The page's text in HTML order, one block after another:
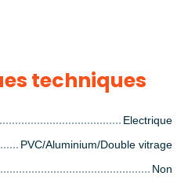
techniques
Electrique
PVC/Aluminium/Double vitrage
Non